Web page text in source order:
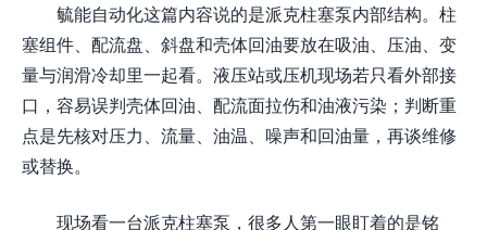
毓能自动化这篇内容说的是派克柱塞泵内部结构。柱
塞组件、配流盘、斜盘和壳体回油要放在吸油、压油、变
量与润滑冷却里一起看。液压站或压机现场若只看外部接
口，容易误判壳体回油、配流面拉伤和油液污染；判断重
点是先核对压力、流量、油温、噪声和回油量，再谈维修
或替换。
现场看一台派克柱塞泵，很多人第一眼盯着的是铭